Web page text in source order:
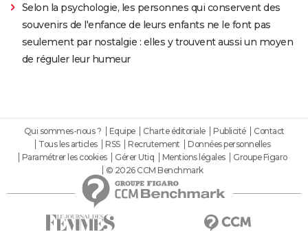
Selon la psychologie, les personnes qui conservent des
souvenirs de l'enfance de leurs enfants ne le font pas
seulement par nostalgie : elles y trouvent aussi un moyen
de réguler leur humeur
Qui sommes-nous ? Equipe Charte éditoriale Publicité
Contact
Tous les articles
RSS Recrutement
Données personnelles
Paramétrer les cookies
Gérer Utiq Mentions légales
Groupe Figaro
© 2026 CCM Benchmark